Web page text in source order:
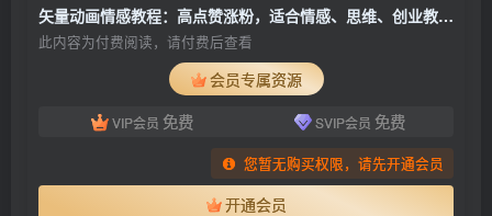
矢量动画情感教程：高点赞涨粉，适合情感、思维、创业教育等赛道
此内容为付费阅读，请付费后查看
会员专属资源
VIP会员 免费 SVIP会员 免费
您暂无购买权限，请先开通会员
开通会员